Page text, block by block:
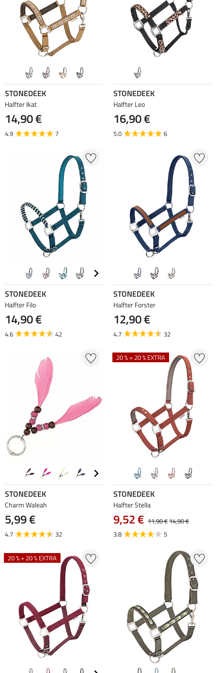
STONEDEEK
Halfter Ikat
14,90 €
4.9 7
STONEDEEK
Halfter Leo
16,90 €
5.0 6
STONEDEEK
Halfter Filo
14,90 €
4.6 42
STONEDEEK
Halfter Forster
12,90 €
4.7 32
STONEDEEK
Charm Waleah
5,99 €
4.7 32
20 % + 20 % EXTRA
STONEDEEK
Halfter Stella
9,52 € 11,90 €14,90 €
3.8
5
20 % + 20 % EXTRA